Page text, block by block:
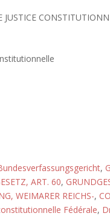
,
ART. 60,
WEIMARER REICHS-,
Fédérale,